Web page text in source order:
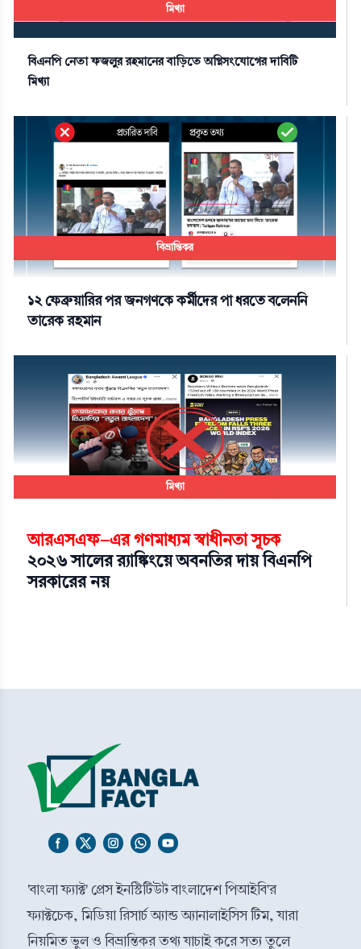
মিথ্যা
বিএনপি নেতা ফজলুর রহমানের বাড়িতে অগ্নিসংযোগের দাবিটি
মিথ্যা
বিভ্রান্তিকর
১২ ফেব্রুয়ারির পর জনগণকে কর্মীদের পা ধরতে বলেননি
তারেক রহমান
মিথ্যা
আরএসএফ-এর গণমাধ্যম স্বাধীনতা সূচক
২০২৬ সালের র‍্যাঙ্কিংয়ে অবনতির দায় বিএনপি
সরকারের নয়
'বাংলা ফ্যাক্ট' প্রেস ইনস্টিটিউট বাংলাদেশ পিআইবি'র
ফ্যাক্টচেক, মিডিয়া রিসার্চ অ্যান্ড অ্যানালাইসিস টিম, যারা
নিয়মিত ভুল ও বিভ্রান্তিকর তথ্য যাচাই করে সত্য তুলে